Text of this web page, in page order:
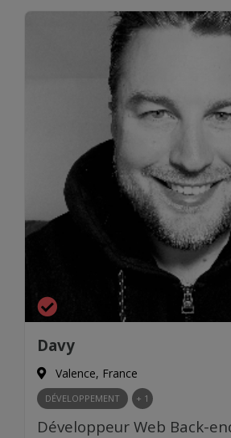
Davy
Valence, France
DÉVELOPPEMENT + 1